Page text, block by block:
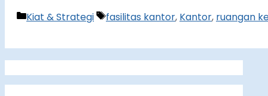
Categories
Kiat & Strategi Tags
fasilitas kantor, Kantor, ruangan